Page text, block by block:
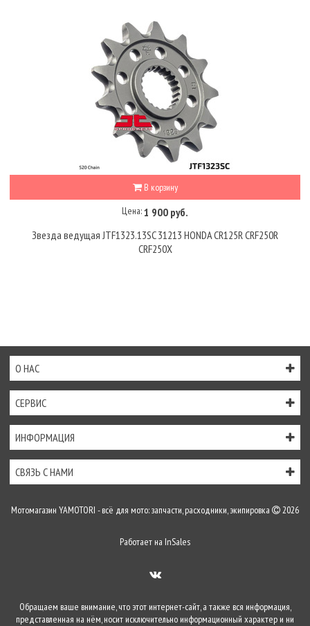
В корзину
Цена:1 900 руб.
Звезда ведущая JTF1323.13SC 31213 HONDA CR125R CRF250R
CRF250X
О НАС
СЕРВИС
ИНФОРМАЦИЯ
СВЯЗЬ С НАМИ
Мотомагазин YAMOTORI - всё для мото: запчасти, расходники, экипировка 2026
Работает на InSales
Обращаем ваше внимание, что этот интернет-сайт, а также вся информация,
представленная на нём, носит исключительно информационный характер и ни